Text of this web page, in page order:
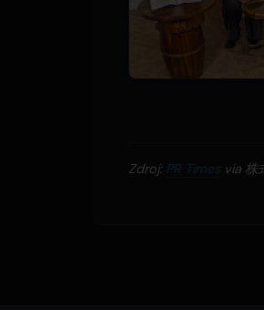
Zdroj: PR Times via 株